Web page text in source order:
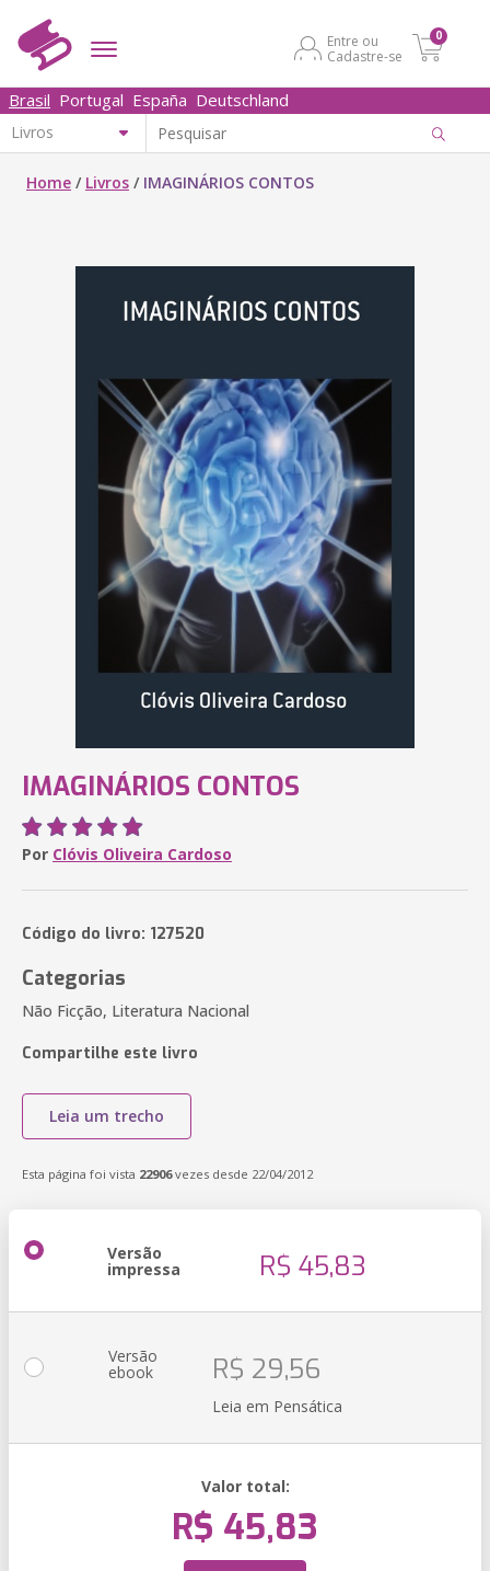
Entre ou
Cadastre-se
0
Brasil Portugal España Deutschland
Home / Livros / IMAGINÁRIOS CONTOS
IMAGINÁRIOS CONTOS
Por Clóvis Oliveira Cardoso
Código do livro: 127520
Categorias
Não Ficção, Literatura Nacional
Compartilhe este livro
Leia um trecho
Esta página foi vista 22906vezes desde 22/04/2012
Versão
impressa R$ 45,83
Versão
ebook R$ 29,56
Leia em Pensática
Valor total:
R$ 45,83